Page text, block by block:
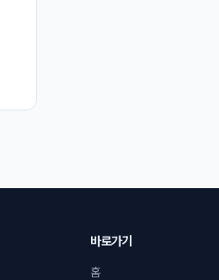
바로가기
홈